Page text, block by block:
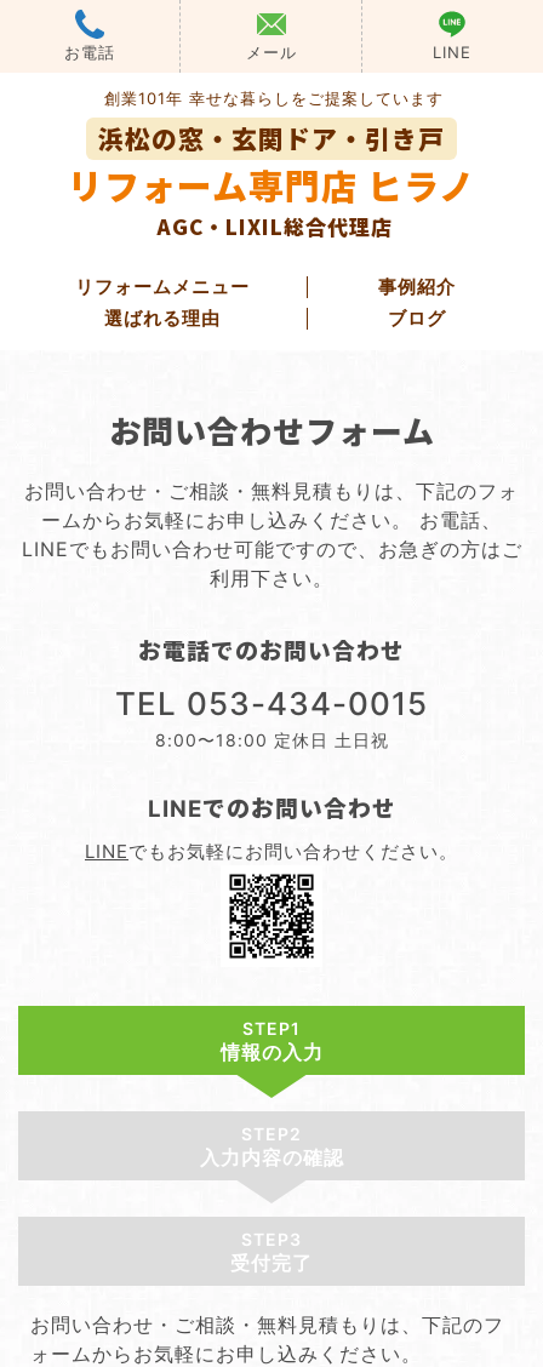
創業101年 幸せな暮らしをご提案しています
浜松の窓・玄関ドア・引き戸
リフォーム専門店 ヒラノ
AGC・LIXIL総合代理店
リフォームメニュー
事例紹介
選ばれる理由
ブログ
玄関引き戸リフォーム
窓・ガラス
雨戸・シャッター
浴室ドア交換
介護リフォーム
お問い合わせフォーム
お問い合わせ・ご相談・無料見積もりは、下記のフォ
ームからお気軽にお申し込みください。
お電話、
LINEでもお問い合わせ可能ですので、お急ぎの方はご
利用下さい。
お電話でのお問い合わせ
TEL 053-434-0015
8:00〜18:00 定休日 土日祝
LINEでのお問い合わせ
LINEでもお気軽にお問い合わせください。
STEP1
情報の入力
STEP2
入力内容の確認
STEP3
受付完了
お問い合わせ・ご相談・無料見積もりは、下記のフ
ォームからお気軽にお申し込みください。
お電話 メール LINE